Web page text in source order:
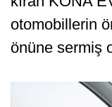
otomobillerin
önüne sermiş